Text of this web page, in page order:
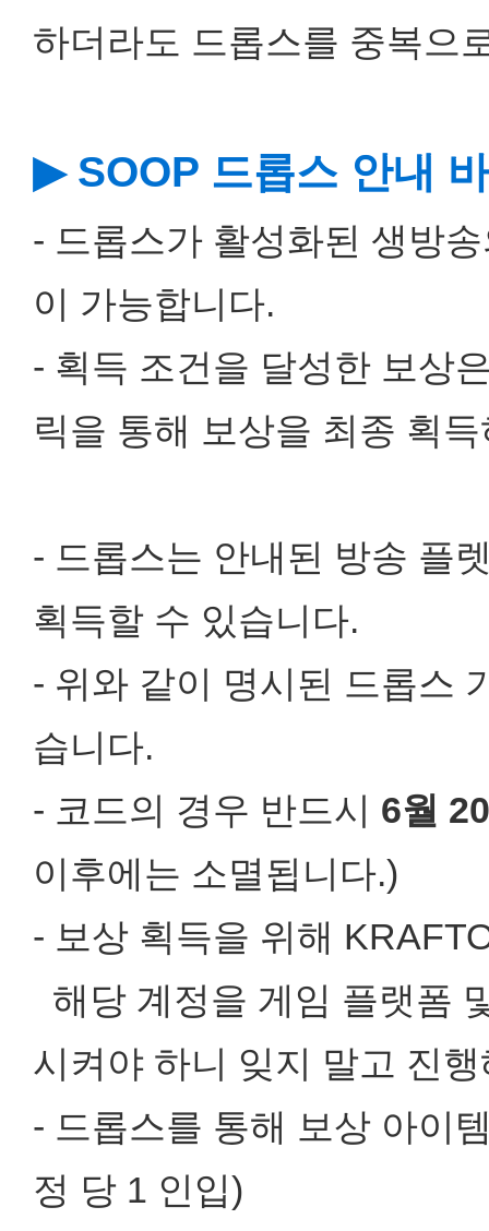
하더라도 드롭스를 중복으
▶ SOOP 드롭스 안내
- 드롭스가 활성화된 생방
이 가능합니다.
- 획득 조건을 달성한 보상
릭을 통해 보상을 최종 획
- 드롭스는 안내된 방송 플
획득할 수 있습니다.
- 위와 같이 명시된 드롭스
습니다.
- 코드의 경우 반드시 6월
이후에는 소멸됩니다.)
- 보상 획득을 위해
해당 계정을 게임 플랫폼
시켜야 하니 잊지 말고 진
- 드롭스를 통해 보상 아이
정 당 1 인입)